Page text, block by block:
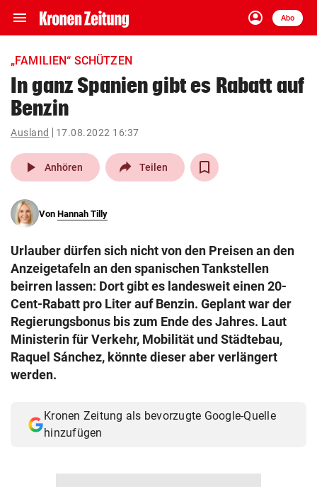
menu Navigation
ein-/ausklappen
account_circle
Anmelden
Abo
close Schließen
account_circle Anmelden
pin_drop
Wien arrow_right
search
eingeben
© Krone Multimedia GmbH & Co KG 2026
Muthgasse 2, 1190 Wien
„FAMILIEN“ SCHÜTZEN
In ganz Spanien gibt es Rabatt auf
Benzin
Ausland 17.08.2022 16:37
play_arrow Anhören Teilen
Von Hannah Tilly
Urlauber dürfen sich nicht von den Preisen an den
Anzeigetafeln an den spanischen Tankstellen
beirren lassen: Dort gibt es landesweit einen 20-
Cent-Rabatt pro Liter auf Benzin. Geplant war der
Regierungsbonus bis zum Ende des Jahres. Laut
Ministerin für Verkehr, Mobilität und Städtebau,
Raquel Sánchez, könnte dieser aber verlängert
werden.
Kronen Zeitung als bevorzugte Google-Quelle
hinzufügen